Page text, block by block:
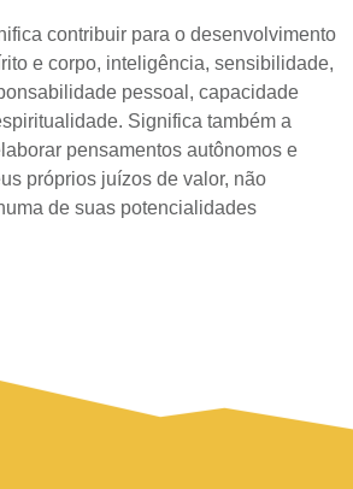
contribuir para o desenvolvimento
e corpo, inteligência, sensibilidade,
pessoal, capacidade
Significa também a
pensamentos autônomos e
próprios juízos de valor, não
de suas potencialidades